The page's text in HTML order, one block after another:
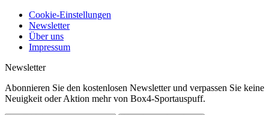
Cookie-Einstellungen
Newsletter
Über uns
Impressum
Newsletter
Abonnieren Sie den kostenlosen Newsletter und verpassen Sie keine
Neuigkeit oder Aktion mehr von Box4-Sportauspuff.